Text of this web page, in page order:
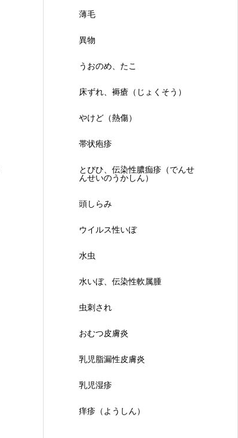
薄毛
異物
うおのめ、たこ
床ずれ、褥瘡（じょくそう）
やけど（熱傷）
帯状疱疹
とびひ、伝染性膿痂疹（でんせ
んせいのうかしん）
頭しらみ
ウイルス性いぼ
水虫
水いぼ、伝染性軟属腫
虫刺され
おむつ皮膚炎
乳児脂漏性皮膚炎
乳児湿疹
痒疹（ようしん）